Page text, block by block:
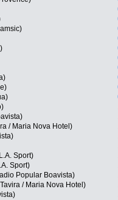
/ Maria Nova Hotel)
Sport)
Sport)
Popular Boavista)
/ Maria Nova Hotel)